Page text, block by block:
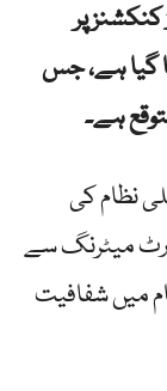
پر
گیا ہے، جس
ہے۔
نظام کی
میٹرنگ سے
میں شفافیت